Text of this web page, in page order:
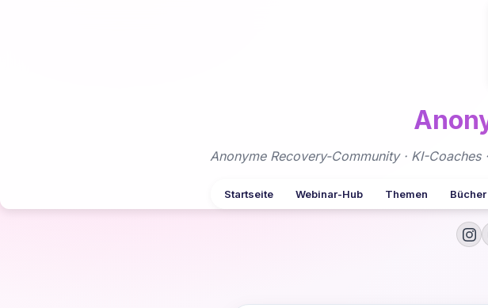
Anonyme Recovery-Community · KI-
Startseite Webinar-Hub Themen Bücher